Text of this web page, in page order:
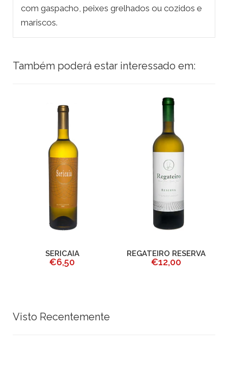
com gaspacho, peixes grelhados ou cozidos e
mariscos.
Também poderá estar interessado em:
SERICAIA
€6,50
REGATEIRO RESERVA
€12,00
Visto Recentemente